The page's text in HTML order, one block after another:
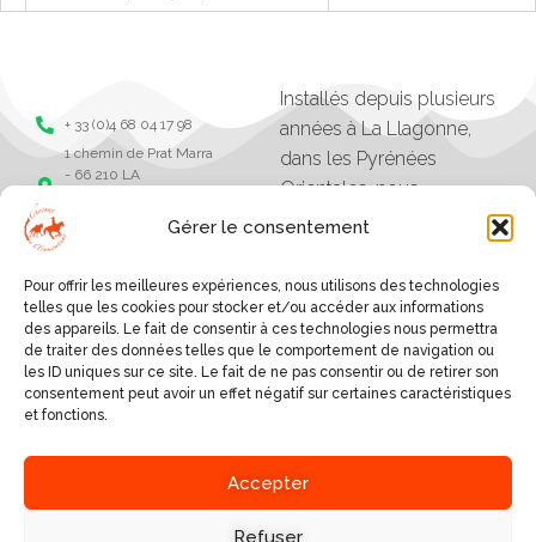
Gérer le consentement
Pour offrir les meilleures expériences, nous utilisons des technologies
telles que les cookies pour stocker et/ou accéder aux informations
des appareils. Le fait de consentir à ces technologies nous permettra
de traiter des données telles que le comportement de navigation ou
les ID uniques sur ce site. Le fait de ne pas consentir ou de retirer son
consentement peut avoir un effet négatif sur certaines caractéristiques
et fonctions.
Accepter
Refuser
+ 33 (0)4 68 04 17 98
1 chemin de Prat Marra
- 66 210 LA
Pyrénées Orientales
Chevaux de la
tramontane
Installés depuis plusieurs
années à La Llagonne,
dans les Pyrénées
Orientales, nous
organisons des balades,
cheval.
Les excursions vont
d'une heure à plusieurs
jours, et sont organisés
selon le niveau des
A PROPOS
SERVICES
BALADES AUTOUR DU
VILLAGE